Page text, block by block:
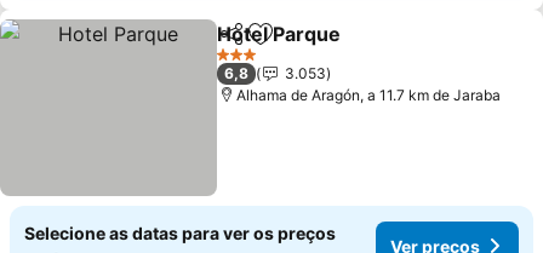
PartilharAdicionar aos favoritos
Hotel Parque
3 Estrelas
6,8
3.053
Alhama de Aragón, a 11.7 km de Jaraba
Selecione as datas para ver os preços
Ver preços